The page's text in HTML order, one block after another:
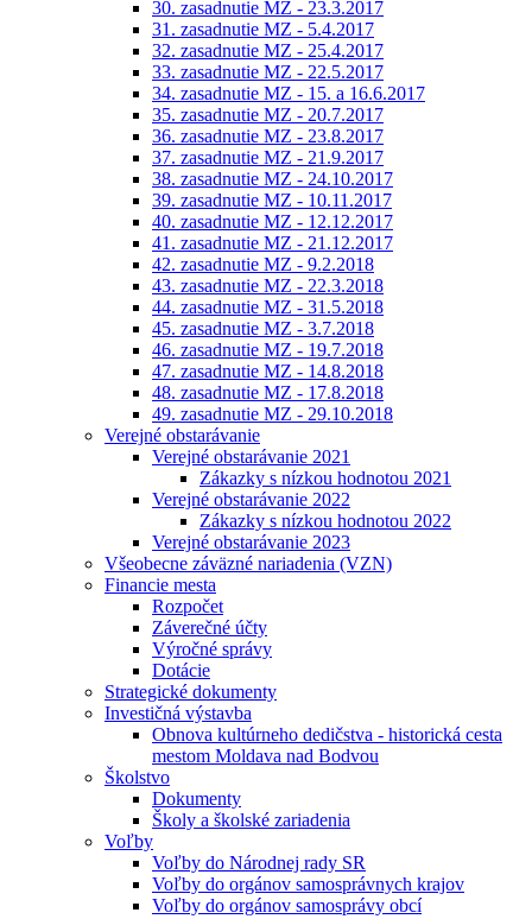
30. zasadnutie MZ - 23.3.2017
31. zasadnutie MZ - 5.4.2017
32. zasadnutie MZ - 25.4.2017
33. zasadnutie MZ - 22.5.2017
34. zasadnutie MZ - 15. a 16.6.2017
35. zasadnutie MZ - 20.7.2017
36. zasadnutie MZ - 23.8.2017
37. zasadnutie MZ - 21.9.2017
38. zasadnutie MZ - 24.10.2017
39. zasadnutie MZ - 10.11.2017
40. zasadnutie MZ - 12.12.2017
41. zasadnutie MZ - 21.12.2017
42. zasadnutie MZ - 9.2.2018
43. zasadnutie MZ - 22.3.2018
44. zasadnutie MZ - 31.5.2018
45. zasadnutie MZ - 3.7.2018
46. zasadnutie MZ - 19.7.2018
47. zasadnutie MZ - 14.8.2018
48. zasadnutie MZ - 17.8.2018
49. zasadnutie MZ - 29.10.2018
Verejné obstarávanie
Verejné obstarávanie 2021
Zákazky s nízkou hodnotou 2021
Verejné obstarávanie 2022
Zákazky s nízkou hodnotou 2022
Verejné obstarávanie 2023
Všeobecne záväzné nariadenia (VZN)
Financie mesta
Rozpočet
Záverečné účty
Výročné správy
Dotácie
Strategické dokumenty
Investičná výstavba
Obnova kultúrneho dedičstva - historická cesta
mestom Moldava nad Bodvou
Školstvo
Dokumenty
Školy a školské zariadenia
Voľby
Voľby do Národnej rady SR
Voľby do orgánov samosprávnych krajov
Voľby do orgánov samosprávy obcí